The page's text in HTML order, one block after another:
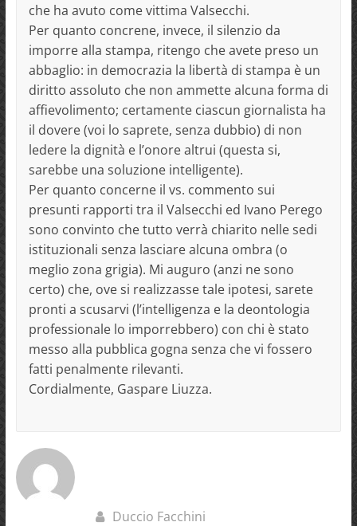
che ha avuto come vittima Valsecchi.
Per quanto concrene, invece, il silenzio da
imporre alla stampa, ritengo che avete preso un
abbaglio: in democrazia la libertà di stampa è un
diritto assoluto che non ammette alcuna forma di
affievolimento; certamente ciascun giornalista ha
il dovere (voi lo saprete, senza dubbio) di non
ledere la dignità e l’onore altrui (questa si,
sarebbe una soluzione intelligente).
Per quanto concerne il vs. commento sui
presunti rapporti tra il Valsecchi ed Ivano Perego
sono convinto che tutto verrà chiarito nelle sedi
istituzionali senza lasciare alcuna ombra (o
meglio zona grigia). Mi auguro (anzi ne sono
certo) che, ove si realizzasse tale ipotesi, sarete
pronti a scusarvi (l’intelligenza e la deontologia
professionale lo imporrebbero) con chi è stato
messo alla pubblica gogna senza che vi fossero
fatti penalmente rilevanti.
Cordialmente, Gaspare Liuzza.
Duccio Facchini